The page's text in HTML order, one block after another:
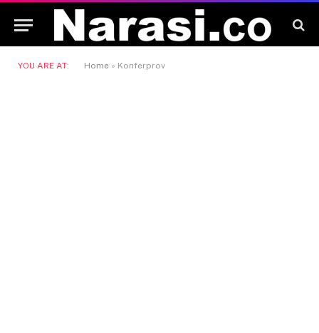
YOU ARE AT: Home » Konferprov